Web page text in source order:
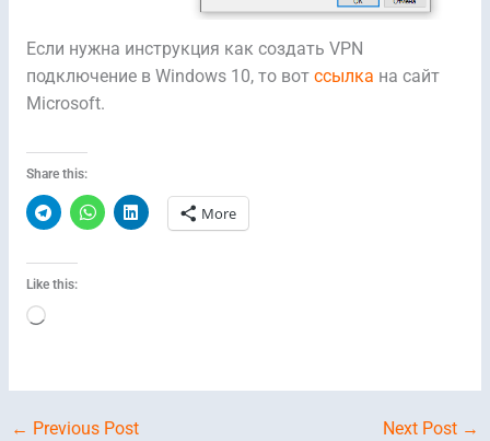
Если нужна инструкция как создать VPN
подключение в Windows 10, то вот ссылка на сайт
Microsoft.
Share this:
More
Like this:
Loading…
← Previous Post Next Post →